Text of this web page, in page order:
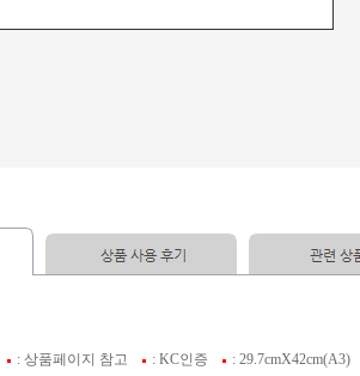
: 상품페이지 참고 : KC인증
: 29.7cmX42cm(A3)